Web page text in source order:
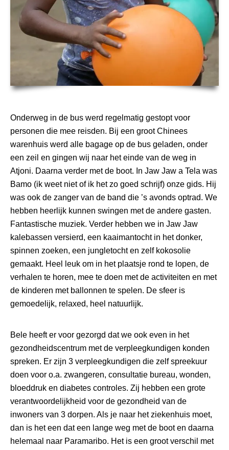
Onderweg in de bus werd regelmatig gestopt voor
personen die mee reisden. Bij een groot Chinees
warenhuis werd alle bagage op de bus geladen, onder
een zeil en gingen wij naar het einde van de weg in
Atjoni. Daarna verder met de boot. In Jaw Jaw a Tela was
Bamo (ik weet niet of ik het zo goed schrijf) onze gids. Hij
was ook de zanger van de band die ’s avonds optrad. We
hebben heerlijk kunnen swingen met de andere gasten.
Fantastische muziek. Verder hebben we in Jaw Jaw
kalebassen versierd, een kaaimantocht in het donker,
spinnen zoeken, een jungletocht en zelf kokosolie
gemaakt. Heel leuk om in het plaatsje rond te lopen, de
verhalen te horen, mee te doen met de activiteiten en met
de kinderen met ballonnen te spelen. De sfeer is
gemoedelijk, relaxed, heel natuurlijk.
Bele heeft er voor gezorgd dat we ook even in het
gezondheidscentrum met de verpleegkundigen konden
spreken. Er zijn 3 verpleegkundigen die zelf spreekuur
doen voor o.a. zwangeren, consultatie bureau, wonden,
bloeddruk en diabetes controles. Zij hebben een grote
verantwoordelijkheid voor de gezondheid van de
inwoners van 3 dorpen. Als je naar het ziekenhuis moet,
dan is het een dat een lange weg met de boot en daarna
helemaal naar Paramaribo. Het is een groot verschil met